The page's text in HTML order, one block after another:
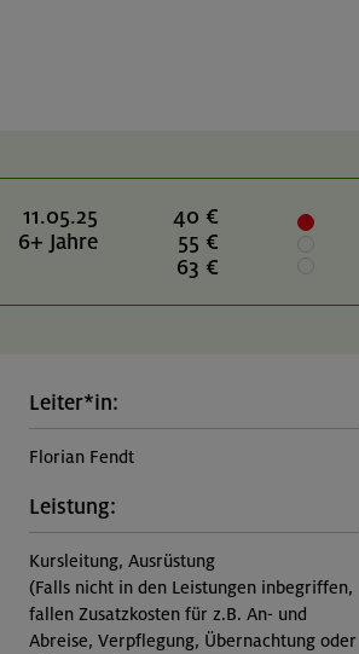
11.05.25
6+ Jahre
40 €
55 €
63 €
Leiter*in:
Florian Fendt
Leistung:
Kursleitung, Ausrüstung
(Falls nicht in den Leistungen inbegriffen,
fallen Zusatzkosten für z.B. An- und
Abreise, Verpflegung, Übernachtung oder